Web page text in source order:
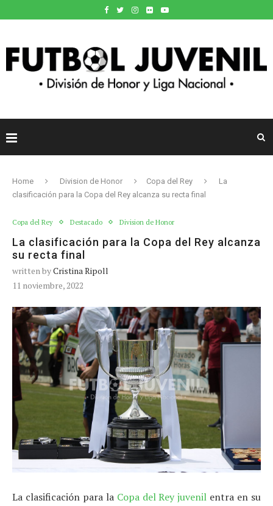
Home Division de Honor Copa del Rey
La
clasificación para la Copa del Rey alcanza su recta final
Copa del Rey Destacado Division de Honor
La clasificación para la Copa del Rey alcanza
su recta final
written byCristina Ripoll
11 noviembre, 2022
La clasificación para laCopa del Rey juvenil entra en su